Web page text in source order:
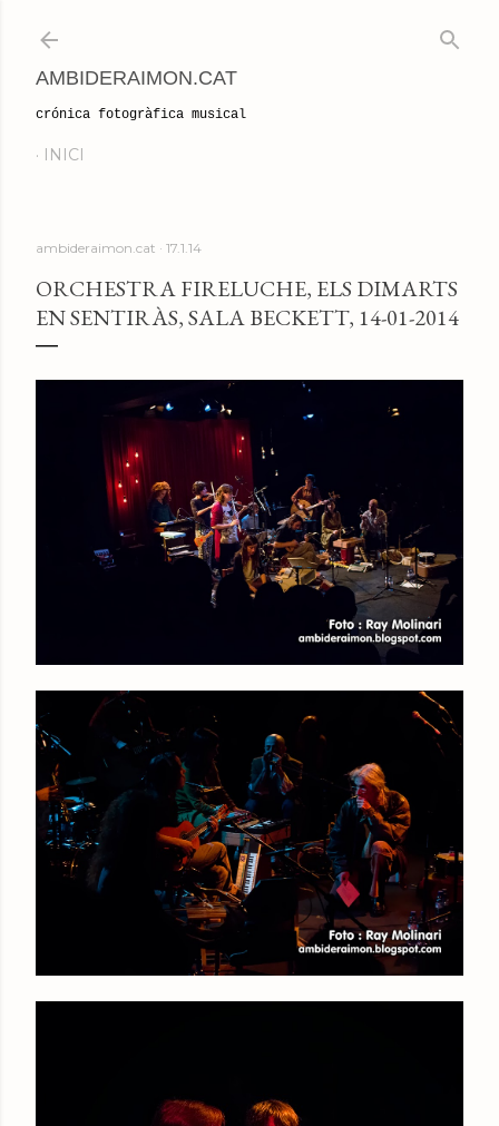
AMBIDERAIMON.CAT
crónica fotogràfica musical
INICI
ambideraimon.cat 17.1.14
ORCHESTRA FIRELUCHE, ELS DIMARTS
EN SENTIRÀS, SALA BECKETT, 14-01-2014